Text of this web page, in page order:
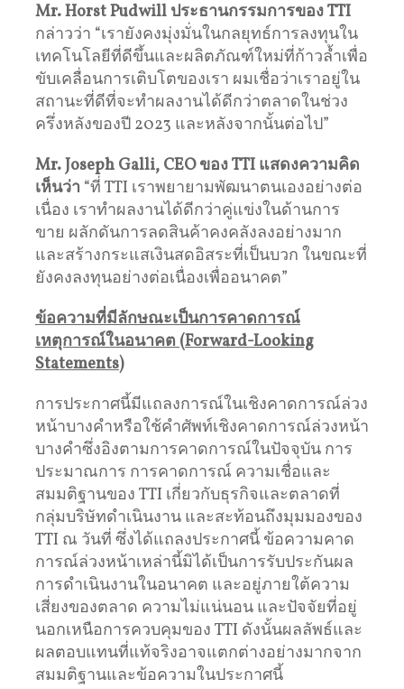
Mr. Horst Pudwill ประธานกรรมการของTTI
กล่าวว่า “เรายังคงมุ่งมั่นในกลยุทธ์การลงทุนใน
เทคโนโลยีที่ดีขึ้นและผลิตภัณฑ์ใหม่ที่ก้าวล้ำเพื่อ
ขับเคลื่อนการเติบโตของเรา ผมเชื่อว่าเราอยู่ใน
สถานะที่ดีที่จะทำผลงานได้ดีกว่าตลาดในช่วง
ครึ่งหลังของปี 2023 และหลังจากนั้นต่อไป”
Mr. Joseph Galli, CEOของTTI แสดงความคิด
เห็นว่า “ที่ TTI เราพยายามพัฒนาตนเองอย่างต่อ
เนื่อง เราทำผลงานได้ดีกว่าคู่แข่งในด้านการ
ขาย ผลักดันการลดสินค้าคงคลังลงอย่างมาก
และสร้างกระแสเงินสดอิสระที่เป็นบวก ในขณะที่
ยังคงลงทุนอย่างต่อเนื่องเพื่ออนาคต”
ข้อความที่มีลักษณะเป็นการคาดการณ์
เหตุการณ์ในอนาคต (Forward-Looking
Statements)
การประกาศนี้มีแถลงการณ์ในเชิงคาดการณ์ล่วง
หน้าบางคำหรือใช้คำศัพท์เชิงคาดการณ์ล่วงหน้า
บางคำซึ่งอิงตามการคาดการณ์ในปัจจุบัน การ
ประมาณการ การคาดการณ์ ความเชื่อและ
สมมติฐานของ TTI เกี่ยวกับธุรกิจและตลาดที่
กลุ่มบริษัทดำเนินงาน และสะท้อนถึงมุมมองของ
TTI ณ วันที่ ซึ่งได้แถลงประกาศนี้ ข้อความคาด
การณ์ล่วงหน้าเหล่านี้มิได้เป็นการรับประกันผล
การดำเนินงานในอนาคต และอยู่ภายใต้ความ
เสี่ยงของตลาด ความไม่แน่นอน และปัจจัยที่อยู่
นอกเหนือการควบคุมของ TTI ดังนั้นผลลัพธ์และ
ผลตอบแทนที่แท้จริงอาจแตกต่างอย่างมากจาก
สมมติฐานและข้อความในประกาศนี้